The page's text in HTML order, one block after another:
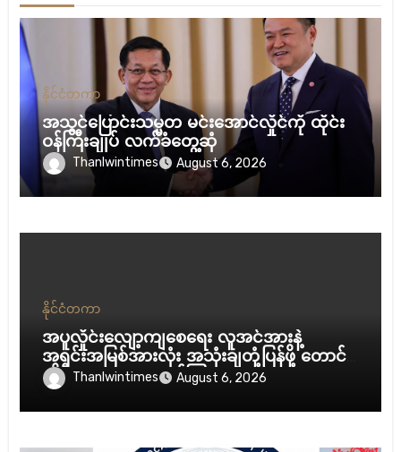
နိုင်ငံတကာ
အသွင်ပြောင်းသမ္မတ မင်းအောင်လှိုင်ကို ထိုင်း
ဝန်ကြီးချုပ် လက်ခံတွေ့ဆုံ
Thanlwintimes August 6, 2026
နိုင်ငံတကာ
အပူလှိုင်းလျော့ကျစေရေး လူအင်အားနဲ့
အရင်းအမြစ်အားလုံး အသုံးချတုံ့ပြန်ဖို့ တောင်
ကိုရီးယားသမ္မတ ညွှန်ကြား
Thanlwintimes August 6, 2026